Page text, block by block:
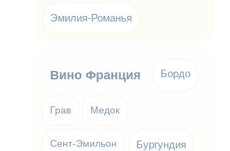
Эмилия-Романья
Вино Франция Бордо
Грав Медок
Сент-Эмильон Бургундия